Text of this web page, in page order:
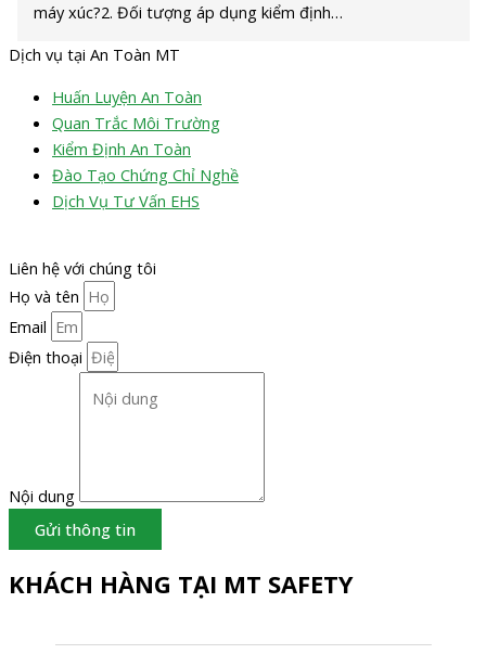
máy xúc?2. Đối tượng áp dụng kiểm định…
Dịch vụ tại An Toàn MT
Huấn Luyện An Toàn
Quan Trắc Môi Trường
Kiểm Định An Toàn
Đào Tạo Chứng Chỉ Nghề
Dịch Vụ Tư Vấn EHS
Liên hệ với chúng tôi
Họ và tên
Email
Điện thoại
Nội dung
Gửi thông tin
KHÁCH HÀNG TẠI MT SAFETY